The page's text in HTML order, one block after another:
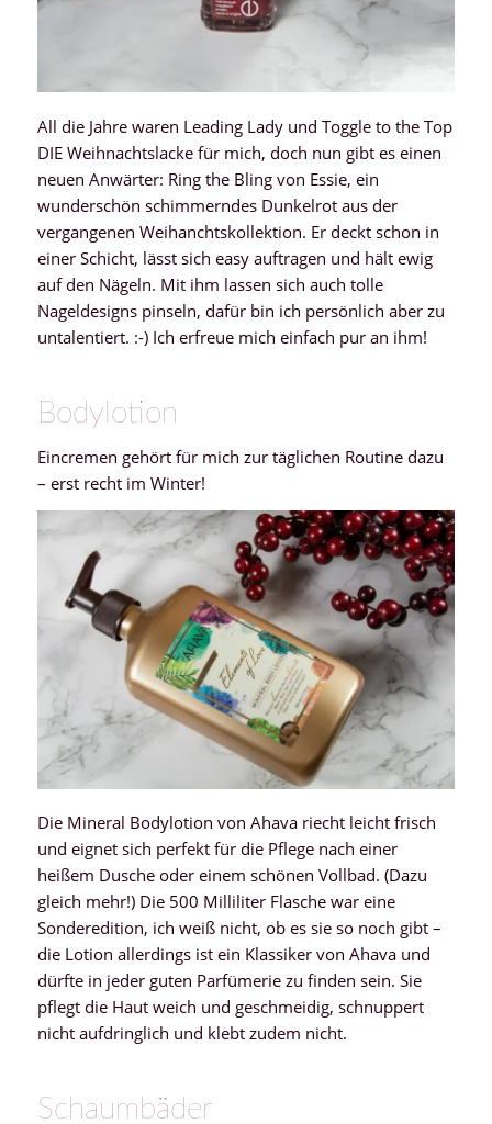
All die Jahre waren Leading Lady und Toggle to the Top
DIE Weihnachtslacke für mich, doch nun gibt es einen
neuen Anwärter: Ring the Bling von Essie, ein
wunderschön schimmerndes Dunkelrot aus der
vergangenen Weihanchtskollektion. Er deckt schon in
einer Schicht, lässt sich easy auftragen und hält ewig
auf den Nägeln. Mit ihm lassen sich auch tolle
Nageldesigns pinseln, dafür bin ich persönlich aber zu
untalentiert. :-) Ich erfreue mich einfach pur an ihm!
Bodylotion
Eincremen gehört für mich zur täglichen Routine dazu
– erst recht im Winter!
Die Mineral Bodylotion von Ahava riecht leicht frisch
und eignet sich perfekt für die Pflege nach einer
heißem Dusche oder einem schönen Vollbad. (Dazu
gleich mehr!) Die 500 Milliliter Flasche war eine
Sonderedition, ich weiß nicht, ob es sie so noch gibt –
die Lotion allerdings ist ein Klassiker von Ahava und
dürfte in jeder guten Parfümerie zu finden sein. Sie
pflegt die Haut weich und geschmeidig, schnuppert
nicht aufdringlich und klebt zudem nicht.
Schaumbäder